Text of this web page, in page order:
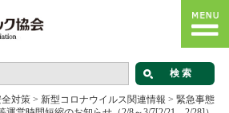
対策> 新型コロナウイルス関連情報 > 緊急事態